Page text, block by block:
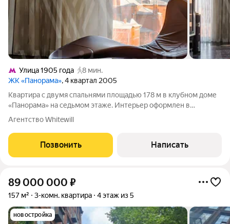
Улица 1905 года
8 мин.
ЖК «Панорама», 4 квартал 2005
Квартира с двумя спальнями площадью 178 м в клубном доме
«Панорама» на седьмом этаже. Интерьер оформлен в
эклектичном стиле по авторскому дизайн-проекту. В отделке
панорамному остеклению и высоким
Агентство Whitewill
Позвонить Написать
89 000 000 ₽
157 м² 3-комн. квартира 4 этаж из 5
новостройка